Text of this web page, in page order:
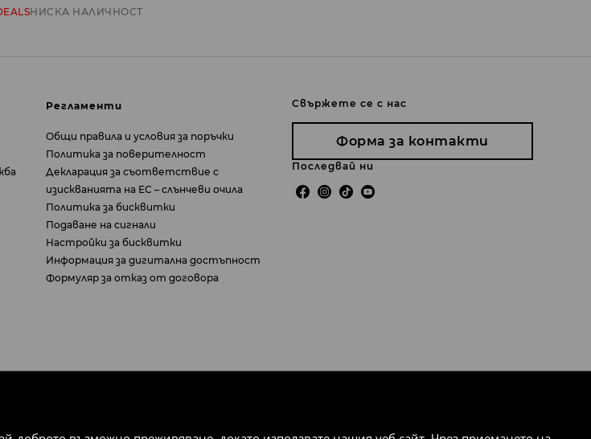
НИСКА НАЛИЧНОСТ
Регламенти
Общи правила и условия за поръчки
Политика за поверителност
Декларация за съответствие с
изискванията на ЕС – слънчеви очила
Политика за бисквитки
Подаване на сигнали
Настройки за бисквитки
Информация за дигитална достъпност
Формуляр за отказ от договора
Свържете се с нас
Форма за контакти
Последвай ни